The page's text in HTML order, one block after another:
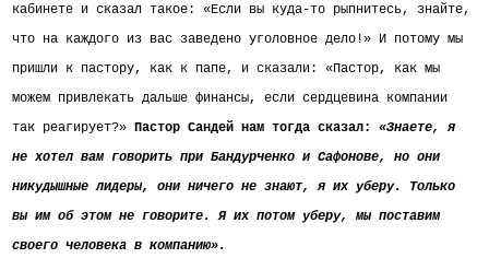
кабинете и сказал такое: «Если вы куда-то рыпнитесь, знайте,
что на каждого из вас заведено уголовное дело!» И потому мы
пришли к пастору, как к папе, и сказали: «Пастор, как мы
можем привлекать дальше финансы, если сердцевина компании
так реагирует?» Пастор Сандей нам тогда сказал:
«Знаете, я
не хотел вам говорить при Бандурченко и Сафонове, но они
никудышные лидеры, они ничего не знают, я их уберу. Только
вы им об этом не говорите. Я их потом уберу, мы поставим
своего человека в компанию».